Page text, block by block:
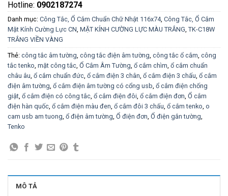
Hotline: 0902187274
Danh mục: Công Tắc, Ổ Cắm Chuẩn Chữ Nhật 116x74, Công Tắc, Ổ Cắm
Mặt Kính Cường Lực CN MẶT KÍNH CƯỜNG LỰC MÀU TRẮNG TK-C18W
TRẮNG VIỀN VÀNG
Thẻ: công tắc âm tường công tắc điện âm tường công tắc ổ cắm công
tắc tenko mặt công tắc Ổ Cắm Âm Tường ổ cắm chìm ổ cắm chuẩn
châu âu ổ cắm chuẩn đức ổ cắm điện 3 chân ổ cắm điện 3 chấu ổ cắm
điện âm tường ổ cắm điện âm tường có cổng usb ổ cắm điện chống
giật ổ cắm điện có công tắc ổ cắm điện đôi ổ cắm điện đơn Ổ cắm
điện hàn quốc ổ cắm điện màu đen ổ cắm đôi 3 chấu ổ cắm tenko o
cam usb am tuong ổ điện âm tường Ổ điện đơn Ổ điện gắn tường
Tenko
MÔ TẢ